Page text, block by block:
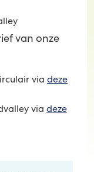
Energie
Nieuwsbrief
van onze
via deze
via deze